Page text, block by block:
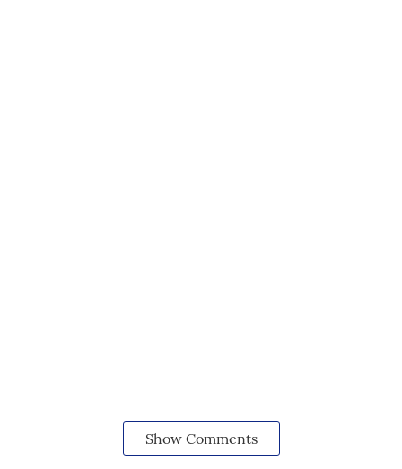
Show Comments